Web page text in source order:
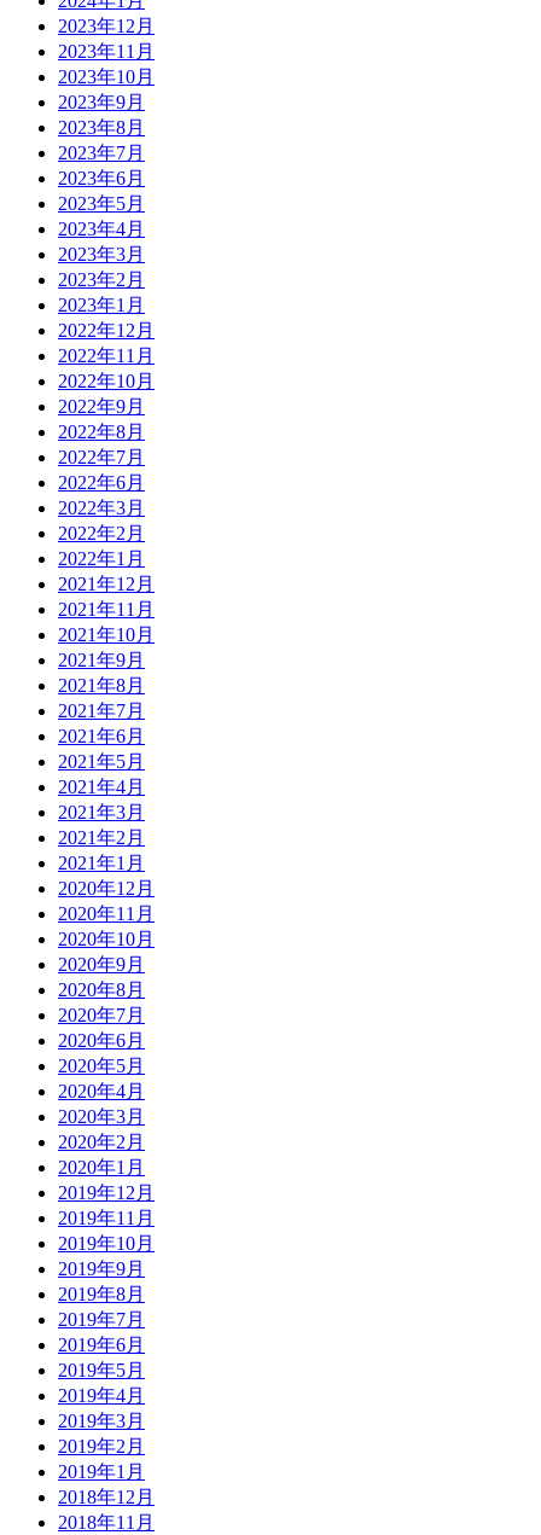
2023年12月
2023年11月
2023年10月
2023年9月
2023年8月
2023年7月
2023年6月
2023年5月
2023年4月
2023年3月
2023年2月
2023年1月
2022年12月
2022年11月
2022年10月
2022年9月
2022年8月
2022年7月
2022年6月
2022年3月
2022年2月
2022年1月
2021年12月
2021年11月
2021年10月
2021年9月
2021年8月
2021年7月
2021年6月
2021年5月
2021年4月
2021年3月
2021年2月
2021年1月
2020年12月
2020年11月
2020年10月
2020年9月
2020年8月
2020年7月
2020年6月
2020年5月
2020年4月
2020年3月
2020年2月
2020年1月
2019年12月
2019年11月
2019年10月
2019年9月
2019年8月
2019年7月
2019年6月
2019年5月
2019年4月
2019年3月
2019年2月
2019年1月
2018年12月
2018年11月